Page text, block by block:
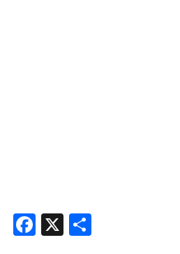
Facebook
X